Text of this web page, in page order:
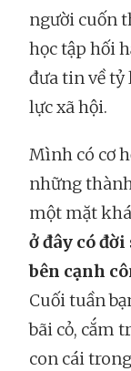
người cuốn
học tập hối
đưa tin về tỷ
lực xã hội.
Mình có cơ
những
một mặt
ở đây có
bên cạnh
Cuối tuần
bãi cỏ, cắm
con cái